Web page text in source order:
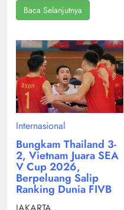
Baca Selanjutnya
Internasional
Bungkam Thailand 3-
2, Vietnam Juara SEA
V Cup 2026,
Berpeluang Salip
Ranking Dunia FIVB